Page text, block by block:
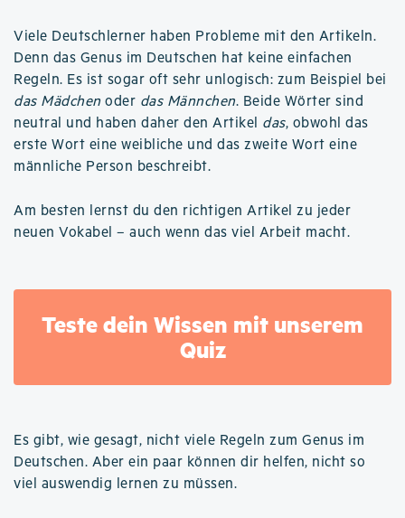
Viele Deutschlerner haben Probleme mit den Artikeln.
Denn das Genus im Deutschen hat keine einfachen
Regeln. Es ist sogar oft sehr unlogisch: zum Beispiel bei
das Mädchen oder das Männchen. Beide Wörter sind
neutral und haben daher den Artikel das, obwohl das
erste Wort eine weibliche und das zweite Wort eine
männliche Person beschreibt.
Am besten lernst du den richtigen Artikel zu jeder
neuen Vokabel – auch wenn das viel Arbeit macht.
Teste dein Wissen mit unserem
Quiz
Es gibt, wie gesagt, nicht viele Regeln zum Genus im
Deutschen. Aber ein paar können dir helfen, nicht so
viel auswendig lernen zu müssen.